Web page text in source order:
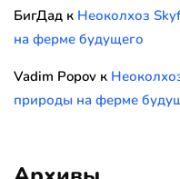
БигДад к Неоколхоз
на ферме будущего
Vadim Popov к
природы на ферме